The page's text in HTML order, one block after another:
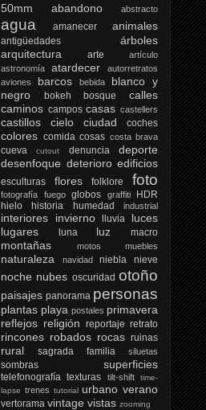
50mm
abandono abstracto
agua amanecer animales
antigüedades
árboles
arquitectura
arte
artículo
astronomía
atardecer
autorretratos
aviones
barcos bebida
blanco y
negro
bokeh bosque
calles
caminos campos casas castellers
castillos cielo ciudad coches
colores comida cosas costa brava
cueva cutout denuncia
deporte
desenfoque deterioro edificios
esculturas flores folklore foto
fotografía fuego globos graffiti
HDR
hielo
historia humedad industrial
interiores invierno lluvia
luces
lugares
luna luz macro
montañas motos muebles
naturaleza navidad niebla nieve
noche nubes oscuridad otoño
paisajes panorama personas
plantas playa postales primavera
reflejos religión reportaje retrato
rincones robados rocas ruinas
rural sagrada familia siluetas
sombras superficies
telefonografía texturas tilt-shift
time-
lapse trenes tutorial urbano verano
vertorama vintage vistas zooming